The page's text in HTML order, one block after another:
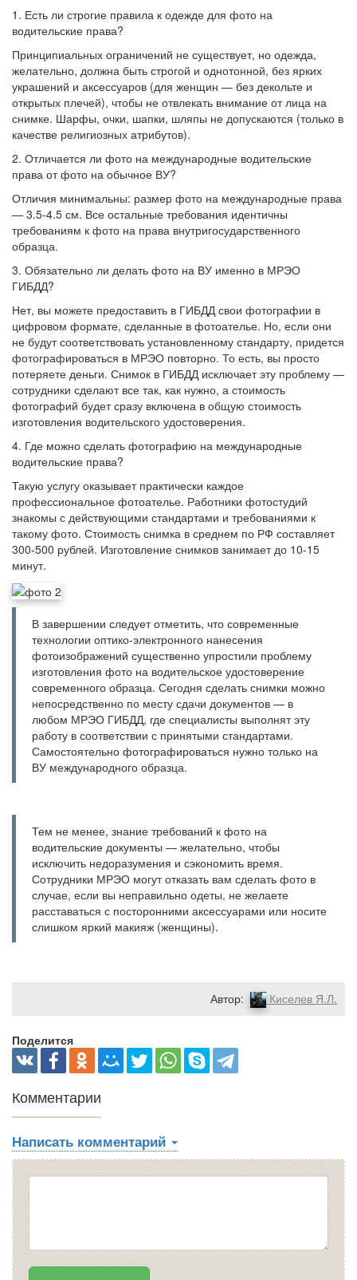
1. Есть ли строгие правила к одежде для фото на
водительские права?
Принципиальных ограничений не существует, но одежда,
желательно, должна быть строгой и однотонной, без ярких
украшений и аксессуаров (для женщин — без декольте и
открытых плечей), чтобы не отвлекать внимание от лица на
снимке. Шарфы, очки, шапки, шляпы не допускаются (только в
качестве религиозных атрибутов).
2. Отличается ли фото на международные водительские
права от фото на обычное ВУ?
Отличия минимальны: размер фото на международные права
— 3.5-4.5 см. Все остальные требования идентичны
требованиям к фото на права внутригосударственного
образца.
3. Обязательно ли делать фото на ВУ именно в МРЭО
ГИБДД?
Нет, вы можете предоставить в ГИБДД свои фотографии в
цифровом формате, сделанные в фотоателье. Но, если они
не будут соответствовать установленному стандарту, придется
фотографироваться в МРЭО повторно. То есть, вы просто
потеряете деньги. Снимок в ГИБДД исключает эту проблему —
сотрудники сделают все так, как нужно, а стоимость
фотографий будет сразу включена в общую стоимость
изготовления водительского удостоверения.
4. Где можно сделать фотографию на международные
водительские права?
Такую услугу оказывает практически каждое
профессиональное фотоателье. Работники фотостудий
знакомы с действующими стандартами и требованиями к
такому фото. Стоимость снимка в среднем по РФ составляет
300-500 рублей. Изготовление снимков занимает до 10-15
минут.
В завершении следует отметить, что современные
технологии оптико-электронного нанесения
фотоизображений существенно упростили проблему
изготовления фото на водительское удостоверение
современного образца. Сегодня сделать снимки можно
непосредственно по месту сдачи документов — в
любом МРЭО ГИБДД, где специалисты выполнят эту
работу в соответствии с принятыми стандартами.
Самостоятельно фотографироваться нужно только на
ВУ международного образца.
Тем не менее, знание требований к фото на
водительские документы — желательно, чтобы
исключить недоразумения и сэкономить время.
Сотрудники МРЭО могут отказать вам сделать фото в
случае, если вы неправильно одеты, не желаете
расставаться с посторонними аксессуарами или носите
слишком яркий макияж (женщины).
Автор: Киселев Я.Л.
Поделится
Комментарии
Написать комментарий